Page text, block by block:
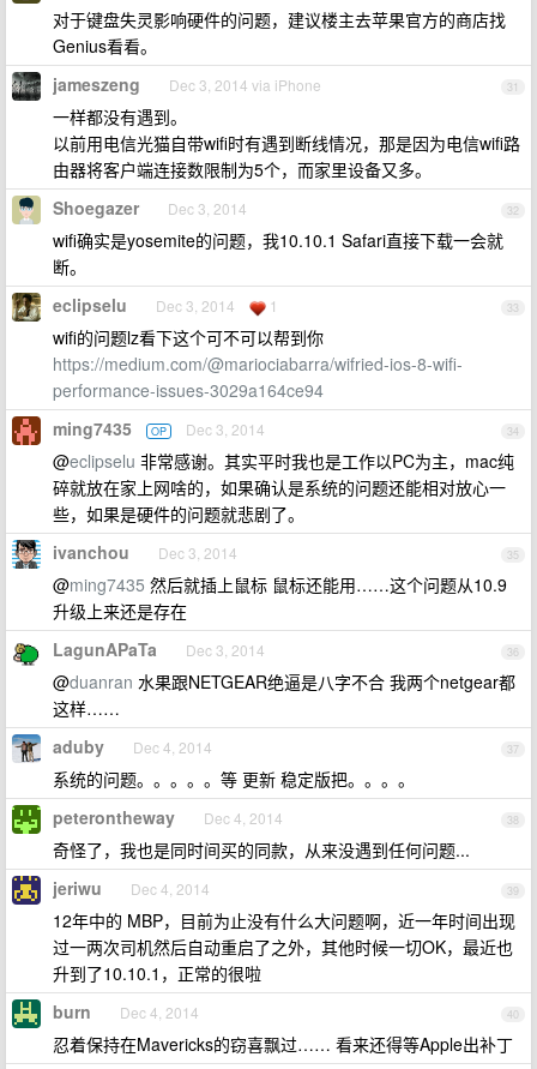
对于键盘失灵影响硬件的问题，建议楼主去苹果官方的商店找
Genius看看。
31
jameszeng Dec 3, 2014 via iPhone
一样都没有遇到。
以前用电信光猫自带wifi时有遇到断线情况，那是因为电信wifi路
由器将客户端连接数限制为5个，而家里设备又多。
32
Shoegazer Dec 3, 2014
wifi确实是yosemite的问题，我10.10.1 Safari直接下载一会就
断。
33
eclipselu Dec 3, 2014 1
wifi的问题lz看下这个可不可以帮到你
https://medium.com/@mariociabarra/wifried-ios-8-wifi-
performance-issues-3029a164ce94
34
ming7435 OP Dec 3, 2014
@eclipselu 非常感谢。其实平时我也是工作以PC为主，mac纯
碎就放在家上网啥的，如果确认是系统的问题还能相对放心一
些，如果是硬件的问题就悲剧了。
35
ivanchou Dec 3, 2014
@ming7435 然后就插上鼠标 鼠标还能用……这个问题从10.9
升级上来还是存在
36
LagunAPaTa Dec 3, 2014
@duanran 水果跟NETGEAR绝逼是八字不合 我两个netgear都
这样……
37
aduby Dec 4, 2014
系统的问题。。。。。等 更新 稳定版把。。。。
38
peterontheway Dec 4, 2014
奇怪了，我也是同时间买的同款，从来没遇到任何问题...
39
jeriwu Dec 4, 2014
12年中的 MBP，目前为止没有什么大问题啊，近一年时间出现
过一两次司机然后自动重启了之外，其他时候一切OK，最近也
升到了10.10.1，正常的很啦
40
burn Dec 4, 2014
忍着保持在Mavericks的窃喜飘过…… 看来还得等Apple出补丁